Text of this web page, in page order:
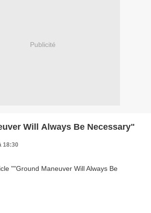
Publicité
Will Always Be Necessary"
18:30